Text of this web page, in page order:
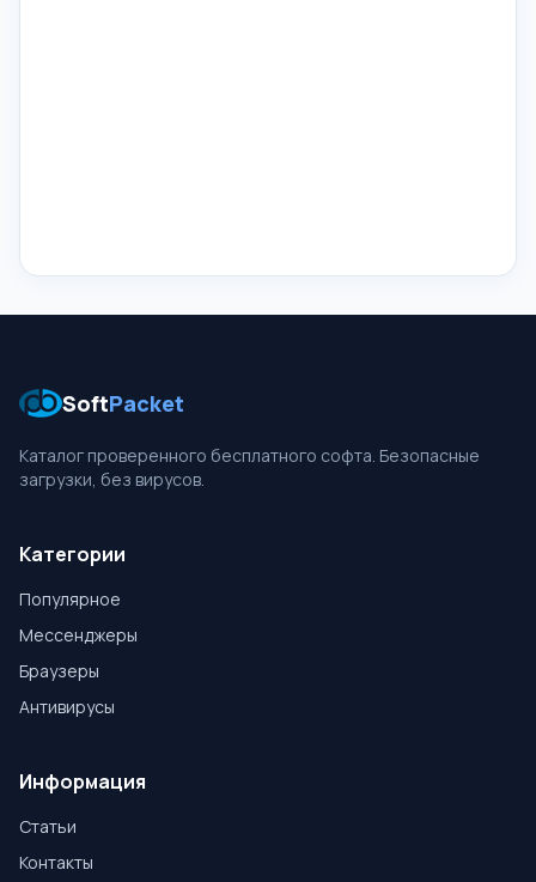
SoftPacket
Каталог проверенного бесплатного софта. Безопасные
загрузки, без вирусов.
Категории
Популярное
Мессенджеры
Браузеры
Антивирусы
Информация
Статьи
Контакты